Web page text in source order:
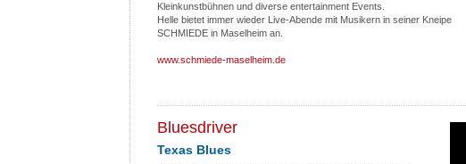
Kleinkunstbühnen und diverse entertainment Events.
Helle bietet immer wieder Live-Abende mit Musikern in seiner Kneipe
SCHMIEDE in Maselheim an.
www.schmiede-maselheim.de
Bluesdriver
Texas Blues